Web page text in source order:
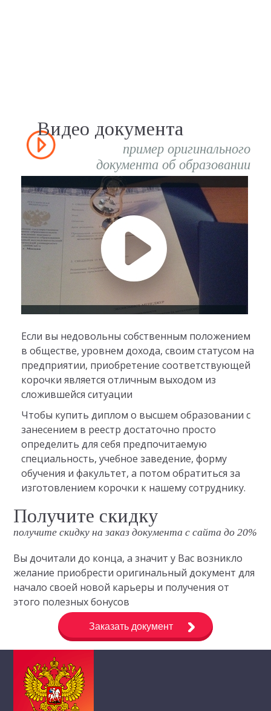
Видео документа
пример оригинального
документа об образовании
Если вы недовольны собственным положением
в обществе, уровнем дохода, своим статусом на
предприятии, приобретение соответствующей
корочки является отличным выходом из
сложившейся ситуации
Чтобы купить диплом о высшем образовании с
занесением в реестр достаточно просто
определить для себя предпочитаемую
специальность, учебное заведение, форму
обучения и факультет, а потом обратиться за
изготовлением корочки к нашему сотруднику.
Получите скидку
получите скидку на заказ документа с сайта до 20%
Вы дочитали до конца, а значит у Вас возникло
желание приобрести оригинальный документ для
начало своей новой карьеры и получения от
этого полезных бонусов
Заказать документ